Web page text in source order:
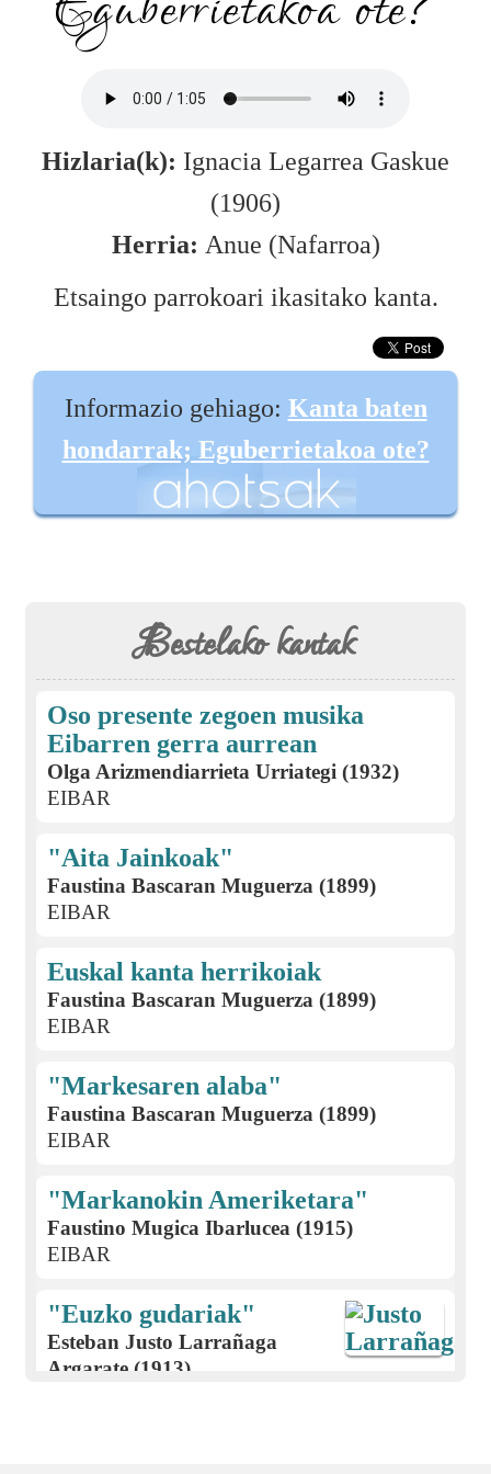
Hizlaria(k): Ignacia Legarrea Gaskue
(1906)
Herria: Anue (Nafarroa)
Etsaingo parrokoari ikasitako kanta.
Informazio gehiago: Kanta baten
hondarrak; Eguberrietakoa ote?
Bestelako kantak
Oso presente zegoen musika
Eibarren gerra aurrean
Olga Arizmendiarrieta Urriategi (1932)
EIBAR
"Aita Jainkoak"
Faustina Bascaran Muguerza (1899)
EIBAR
Euskal kanta herrikoiak
Faustina Bascaran Muguerza (1899)
EIBAR
"Markesaren alaba"
Faustina Bascaran Muguerza (1899)
EIBAR
"Markanokin Ameriketara"
Faustino Mugica Ibarlucea (1915)
EIBAR
"Euzko gudariak"
Esteban Justo Larrañaga
Argarate (1913)